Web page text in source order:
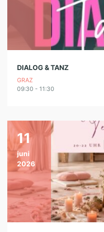
DIALOG & TANZ
GRAZ
09:30 - 11:30
11
juni
2026